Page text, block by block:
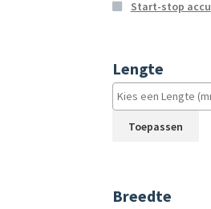
Start-stop accu
Lengte
Toepassen
Breedte